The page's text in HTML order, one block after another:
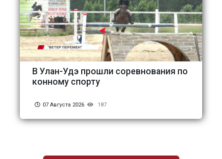
В Улан-Удэ прошли соревнования по
конному спорту
07 Августа 2026 187